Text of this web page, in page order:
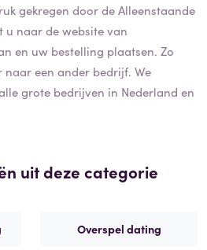
gekregen door deAlleenstaande
u naar de website van
en uw bestelling plaatsen. Zo
naar een ander bedrijf. We
grote bedrijven in Nederland en
uit deze categorie
Overspel dating